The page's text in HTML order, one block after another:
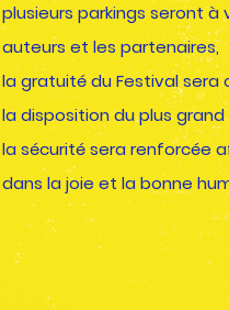
plusieurs parkings seront
auteurs et les partenaires,
la gratuité du Festival
la disposition du plus
la sécurité sera renforcée
dans la joie et la bonne